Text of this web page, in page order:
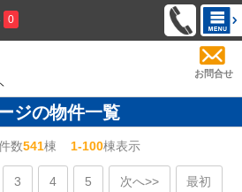
0
お問合せ
ジの物件一覧
数541棟 1-100棟表示
3 4 5 次へ>> 最初